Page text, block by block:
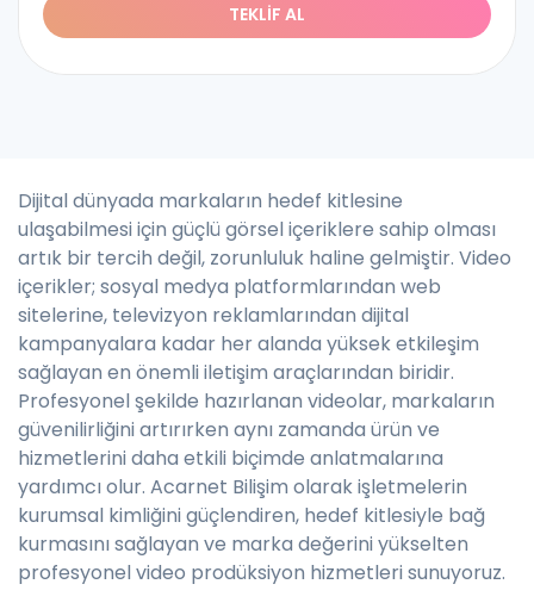
TEKLIF AL
Dijital dünyada markaların hedef kitlesine
ulaşabilmesi için güçlü görsel içeriklere sahip olması
artık bir tercih değil, zorunluluk haline gelmiştir. Video
içerikler; sosyal medya platformlarından web
sitelerine, televizyon reklamlarından dijital
kampanyalara kadar her alanda yüksek etkileşim
sağlayan en önemli iletişim araçlarından biridir.
Profesyonel şekilde hazırlanan videolar, markaların
güvenilirliğini artırırken aynı zamanda ürün ve
hizmetlerini daha etkili biçimde anlatmalarına
yardımcı olur. Acarnet Bilişim olarak işletmelerin
kurumsal kimliğini güçlendiren, hedef kitlesiyle bağ
kurmasını sağlayan ve marka değerini yükselten
profesyonel video prodüksiyon hizmetleri sunuyoruz.